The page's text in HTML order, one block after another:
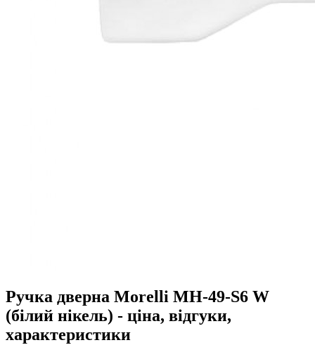
Ручка дверна Morelli MH-49-S6 W
(білий нікель) - ціна, відгуки,
характеристики